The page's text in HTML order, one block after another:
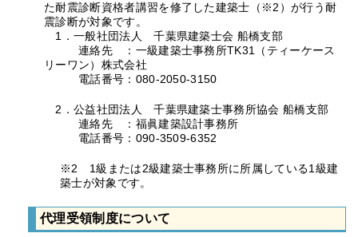
た耐震診断資格者講習を修了した建築士（※2）が行う耐
震診断が対象です。
1．一般社団法人 千葉県建築士会 船橋支部
連絡先 ：一級建築士事務所TK31（ティーケース
リーワン）株式会社
電話番号：080-2050-3150
2．公益社団法人 千葉県建築士事務所協会 船橋支部
連絡先 ：福眞建築設計事務所
電話番号：090-3509-6352
※2 1級または2級建築士事務所に所属している1級建
築士が対象です。
代理受領制度について